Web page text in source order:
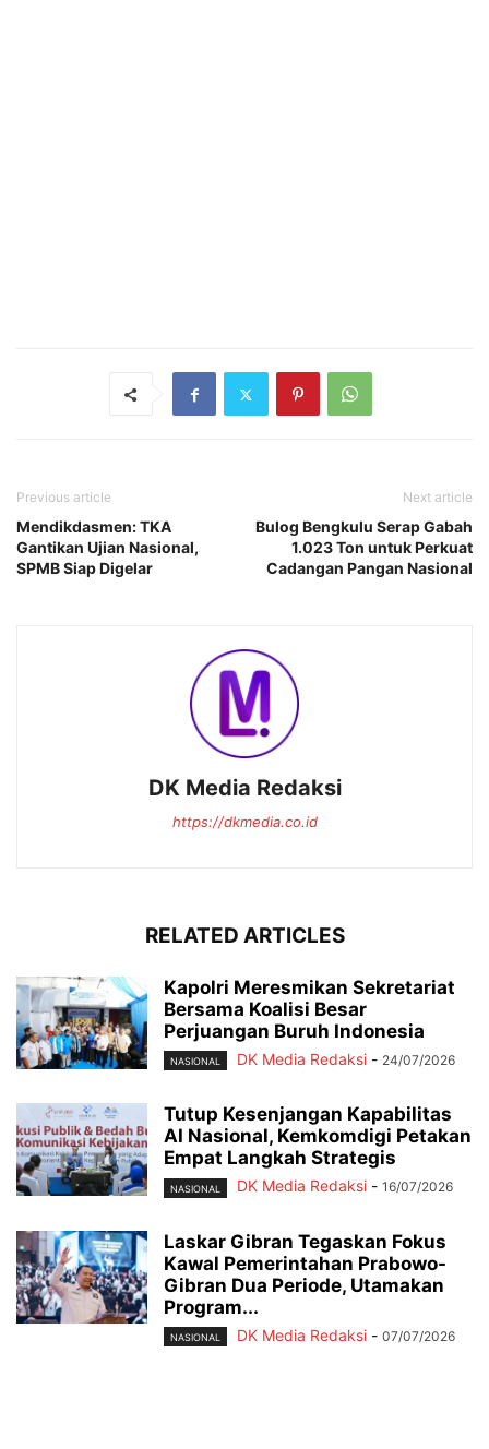
Previous article
Mendikdasmen: TKA
Gantikan Ujian Nasional,
SPMB Siap Digelar
Next article
Bulog Bengkulu Serap Gabah
1.023 Ton untuk Perkuat
Cadangan Pangan Nasional
DK Media Redaksi
https://dkmedia.co.id
RELATED ARTICLES
Kapolri Meresmikan Sekretariat
Bersama Koalisi Besar
Perjuangan Buruh Indonesia
NASIONAL DK Media Redaksi - 24/07/2026
Tutup Kesenjangan Kapabilitas
AI Nasional, Kemkomdigi Petakan
Empat Langkah Strategis
NASIONAL DK Media Redaksi - 16/07/2026
Laskar Gibran Tegaskan Fokus
Kawal Pemerintahan Prabowo-
Gibran Dua Periode, Utamakan
Program...
NASIONAL DK Media Redaksi - 07/07/2026